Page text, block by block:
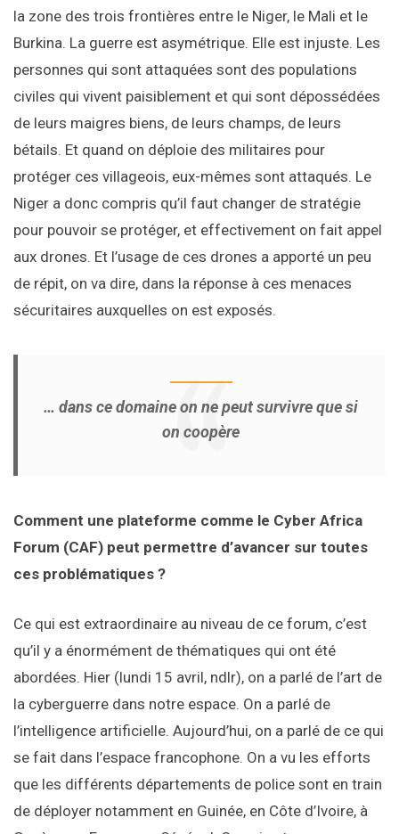
la zone des trois frontières entre le Niger, le Mali et le
Burkina. La guerre est asymétrique. Elle est injuste. Les
personnes qui sont attaquées sont des populations
civiles qui vivent paisiblement et qui sont dépossédées
de leurs maigres biens, de leurs champs, de leurs
bétails. Et quand on déploie des militaires pour
protéger ces villageois, eux-mêmes sont attaqués. Le
Niger a donc compris qu’il faut changer de stratégie
pour pouvoir se protéger, et effectivement on fait appel
aux drones. Et l’usage de ces drones a apporté un peu
de répit, on va dire, dans la réponse à ces menaces
sécuritaires auxquelles on est exposés.
… dans ce domaine on ne peut survivre que si
on coopère
Comment une plateforme comme le Cyber Africa
Forum (CAF) peut permettre d’avancer sur toutes
ces problématiques ?
Ce qui est extraordinaire au niveau de ce forum, c’est
qu’il y a énormément de thématiques qui ont été
abordées. Hier (lundi 15 avril, ndlr), on a parlé de l’art de
la cyberguerre dans notre espace. On a parlé de
l’intelligence artificielle. Aujourd’hui, on a parlé de ce qui
se fait dans l’espace francophone. On a vu les efforts
que les différents départements de police sont en train
de déployer notamment en Guinée, en Côte d’Ivoire, à